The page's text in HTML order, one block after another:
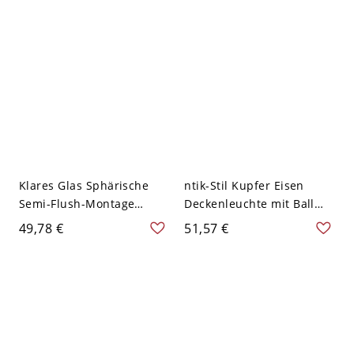
Klares Glas Sphärische
Semi-Flush-Montage
Fabrik 1 Kopf
Wohnzimmer Rohr
49,78 €
ntik-Stil Kupfer Eisen
Deckenleuchte mit Ball
Bernstein Glas Schirm,
Halterung für
51,57 €